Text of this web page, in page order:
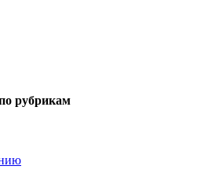
рубрикам